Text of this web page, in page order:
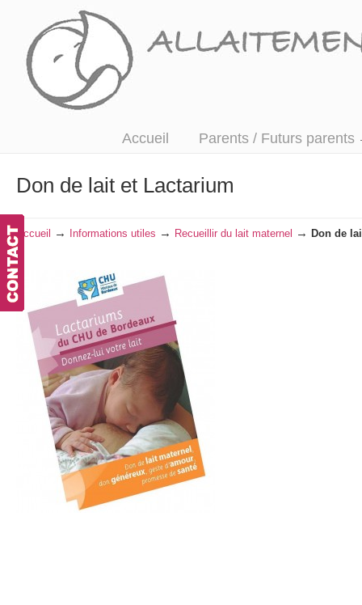
Accompagner, écouter et informer
Accueil Parents / Futurs parents
Don de lait et Lactarium
Accueil → Informations utiles → Recueillir du lait maternel → Don de